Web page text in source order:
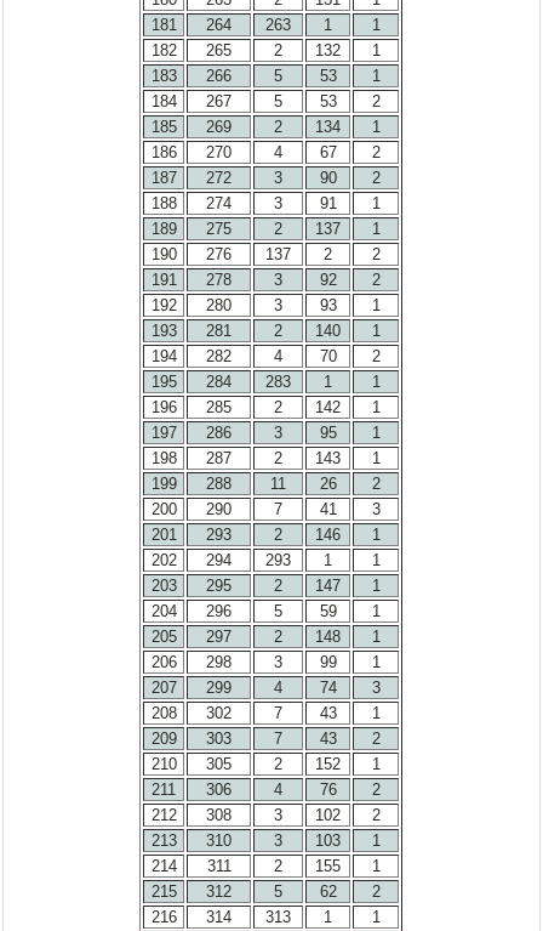
181
264 263 1
1
182
265 2 132
1
183
266 5 53
1
184
267 5 53
2
185
269 2 134
1
186
270 4 67
2
187
272 3 90
2
188
274 3 91
1
189
275 2 137
1
190
276 137 2
2
191
278 3 92
2
192
280 3 93
1
193
281 2 140
1
194
282 4 70
2
195
284 283 1
1
196
285 2 142
1
197
286 3 95
1
198
287 2 143
1
199
288 11 26
2
200
290 7 41
3
201
293 2 146
1
202
294 293 1
1
203
295 2 147
1
204
296 5 59
1
205
297 2 148
1
206
298 3 99
1
207
299 4 74
3
208
302 7 43
1
209
303 7 43
2
210
305 2 152
1
211
306 4 76
2
212
308 3 102
2
213
310 3 103
1
214
311 2 155
1
215
312 5 62
2
216
314 313 1
1